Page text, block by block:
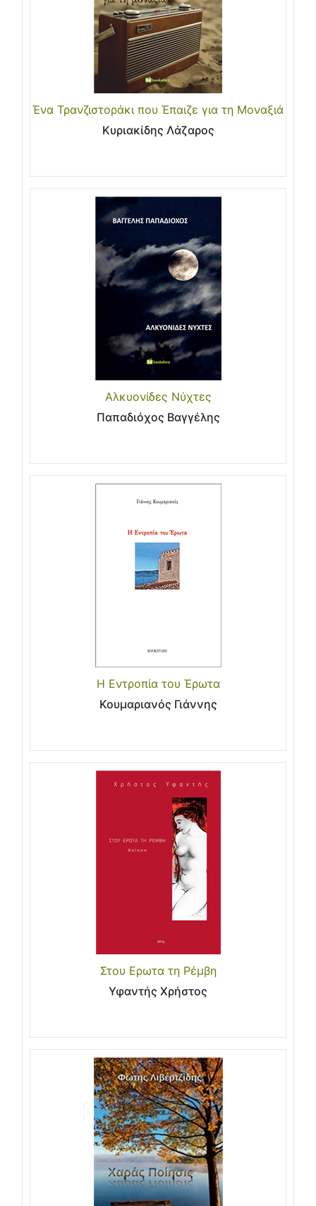
Ένα Τρανζιστοράκι που Έπαιζε για τη Μοναξιά
Κυριακίδης Λάζαρος
Αλκυονίδες Νύχτες
Παπαδιόχος Βαγγέλης
Η Εντροπία του Έρωτα
Κουμαριανός Γιάννης
Στου Ερωτα τη Ρέμβη
Υφαντής Χρήστος